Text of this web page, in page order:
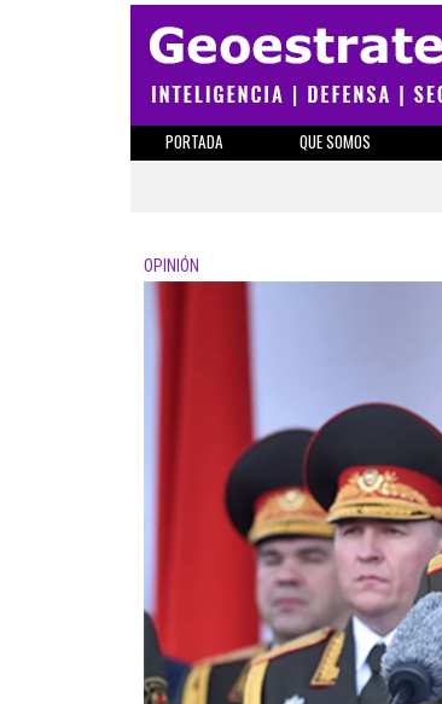
PORTADA QUE SOMOS
OPINIÓN